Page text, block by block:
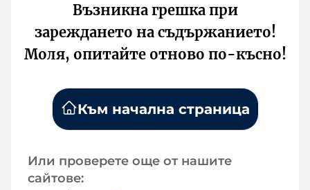
Възникна грешка при
зареждането на съдържанието!
Моля, опитайте отново по-късно!
Към начална страница
Или проверете още от нашите
сайтове: